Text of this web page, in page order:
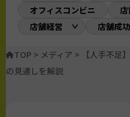
オフィスコンビニ
店舗経営
店舗成
TOP > メディア >
【人手不足
の見通しを解説